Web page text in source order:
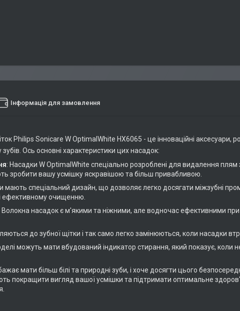
Інформація для замовлення
Philips Sonicare W OptimalWhite HX6065 - це інноваційні аксесуари,
Ось основні характеристики цих насадок:
: Насадки W OptimalWhite спеціально розроблені для видалення плям
зробити вашу усмішку яскравішою та більш привабливою.
мають спеціальний дизайн, що дозволяє легко досягати міжзубні
ефективному очищенню.
Волокна насадок є м'якими та ніжними, але водночас ефективними при
до зубної щітки і так само легко замінюються, коли насадки
можуть мати вбудований індикатор стирання, який показує, коли
мати більш білі та природні зуби, і хоче досягти цього
покращити вигляд вашої усмішки та підтримати оптимальне